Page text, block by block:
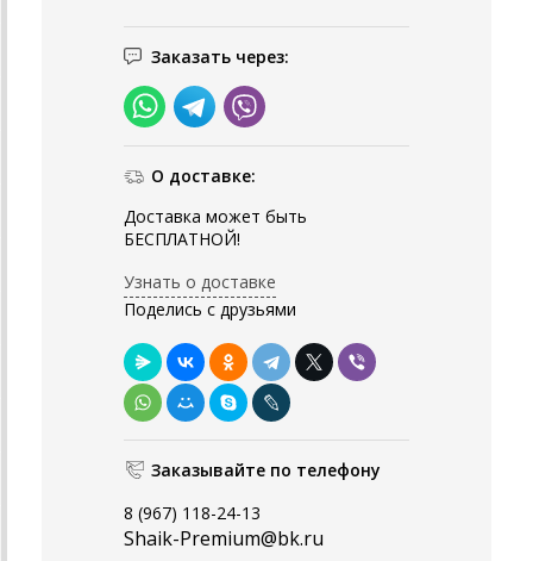
Заказать через:
О доставке:
Доставка может быть
БЕСПЛАТНОЙ!
Узнать о доставке
Поделись с друзьями
Заказывайте по телефону
8 (967) 118-24-13
Shaik-Premium@bk.ru